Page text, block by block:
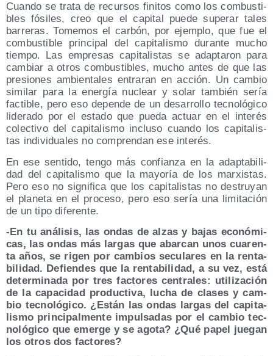
Cuan­do se tra­ta de recur­sos fini­tos como los com­bus­ti­
bles fósi­les, creo que el capi­tal pue­de supe­rar tales
barre­ras. Tome­mos el car­bón, por ejem­plo, que fue el
com­bus­ti­ble prin­ci­pal del capi­ta­lis­mo duran­te mucho
tiem­po. Las empre­sas capi­ta­lis­tas se adap­ta­ron para
cam­biar a otros com­bus­ti­bles, mucho antes de que las
pre­sio­nes ambien­ta­les entra­ran en acción. Un cam­bio
simi­lar para la ener­gía nuclear y solar tam­bién sería
fac­ti­ble, pero eso depen­de de un desa­rro­llo tec­no­ló­gi­co
lide­ra­do por el esta­do que pue­da actuar en el inte­rés
colec­ti­vo del capi­ta­lis­mo inclu­so cuan­do los capi­ta­lis­
tas indi­vi­dua­les no com­pren­dan ese interés.
En ese sen­ti­do, ten­go más con­fian­za en la adap­ta­bi­li­
dad del capi­ta­lis­mo que la mayo­ría de los mar­xis­tas.
Pero eso no sig­ni­fi­ca que los capi­ta­lis­tas no des­tru­yan
el pla­ne­ta en el pro­ce­so, pero eso sería una limi­ta­ción
de un tipo diferente.
-En tu aná­li­sis, las ondas de alzas y bajas eco­nó­mi­
cas, las ondas más lar­gas que abar­can unos cua­ren­
ta años, se rigen por cam­bios secu­la­res en la ren­ta­
bi­li­dad. Defien­des que la ren­ta­bi­li­dad, a su vez, está
deter­mi­na­da por tres fac­to­res cen­tra­les: uti­li­za­ción
de la capa­ci­dad pro­duc­ti­va, lucha de cla­ses y cam­
bio tec­no­ló­gi­co. ¿Están las ondas lar­gas del capi­ta­
lis­mo prin­ci­pal­men­te impul­sa­das por el cam­bio tec­
no­ló­gi­co que emer­ge y se ago­ta? ¿Qué papel jue­gan
los otros dos factores?